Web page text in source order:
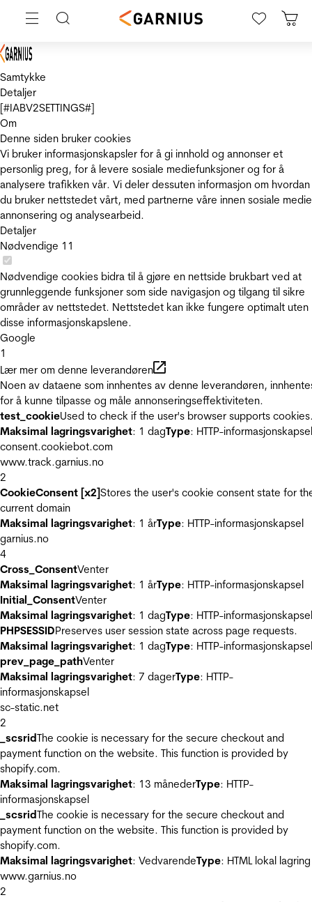
Samtykke
Detaljer
[#IABV2SETTINGS#]
Om
Denne siden bruker cookies
Vi bruker informasjonskapsler for å gi innhold og annonser et
personlig preg, for å levere sosiale mediefunksjoner og for å
analysere trafikken vår. Vi deler dessuten informasjon om hvordan
du bruker nettstedet vårt, med partnerne våre innen sosiale
annonsering og analysearbeid.
Detaljer
Nødvendige 11
Nødvendige cookies bidra til å gjøre en nettside brukbart ved at
grunnleggende funksjoner som side navigasjon og tilgang til sikre
områder av nettstedet. Nettstedet kan ikke fungere optimalt uten
disse informasjonskapslene.
Google
1
Lær mer om denne leverandøren
Noen av dataene som innhentes av denne leverandøren,
for å kunne tilpasse og måle annonseringseffektiviteten.
test_cookieUsed to check if the user's browser supports
Maksimal lagringsvarighet: 1 dagType: HTTP-informasjonskapsel
consent.cookiebot.com
www.track.garnius.no
2
CookieConsent [x2]Stores the user's cookie consent state for
current domain
Maksimal lagringsvarighet: 1 årType: HTTP-informasjonskapsel
garnius.no
4
Cross_ConsentVenter
Maksimal lagringsvarighet: 1 årType: HTTP-informasjonskapsel
Initial_ConsentVenter
Maksimal lagringsvarighet: 1 dagType: HTTP-informasjonskapsel
PHPSESSIDPreserves user session state across page requests.
Maksimal lagringsvarighet: 1 dagType: HTTP-informasjonskapsel
prev_page_pathVenter
Maksimal lagringsvarighet: 7 dagerType: HTTP-
informasjonskapsel
sc-static.net
2
_scsridThe cookie is necessary for the secure checkout and
payment function on the website. This function is provided by
shopify.com.
Maksimal lagringsvarighet: 13 månederType: HTTP-
informasjonskapsel
_scsridThe cookie is necessary for the secure checkout and
payment function on the website. This function is provided by
shopify.com.
Maksimal lagringsvarighet: VedvarendeType: HTML lokal lagring
www.garnius.no
2